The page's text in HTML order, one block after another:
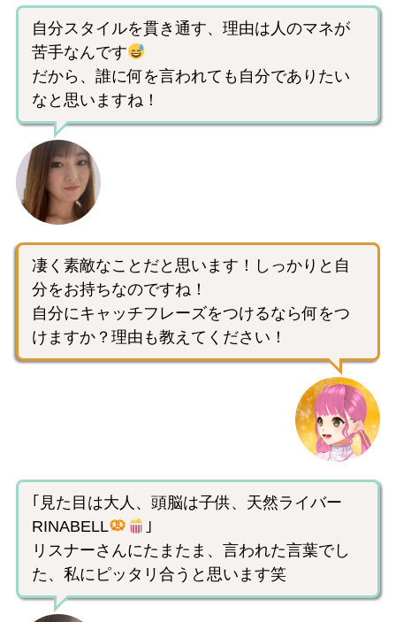
自分スタイルを貫き通す、理由は人のマネが
苦手なんです
だから、誰に何を言われても自分でありたい
なと思いますね！
凄く素敵なことだと思います！しっかりと自
分をお持ちなのですね！
自分にキャッチフレーズをつけるなら何をつ
けますか？理由も教えてください！
｢見た目は大人、頭脳は子供、天然ライバー
RINABELL
｣
リスナーさんにたまたま、言われた言葉でし
た、私にピッタリ合うと思います笑